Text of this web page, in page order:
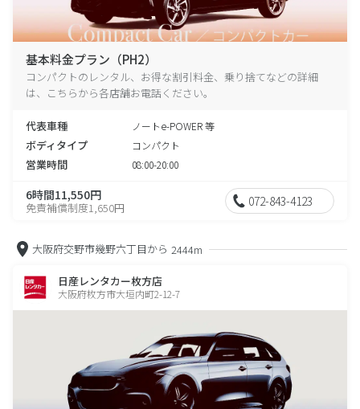
基本料金プラン（PH2）
コンパクトのレンタル、お得な割引料金、乗り捨てなどの詳細
は、こちらから各店舗お電話ください。
代表車種 ノートe-POWER 等
ボディタイプ コンパクト
営業時間 08:00-20:00
6時間11,550円
免責補償制度1,650円 072-843-4123
大阪府交野市幾野六丁目から 2444m
日産レンタカー枚方店
大阪府枚方市大垣内町2-12-7